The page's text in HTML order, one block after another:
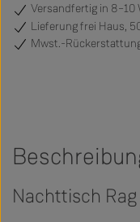
Versandfertig in 8–10
Lieferung frei Haus,
Mwst.-
Nachttisch